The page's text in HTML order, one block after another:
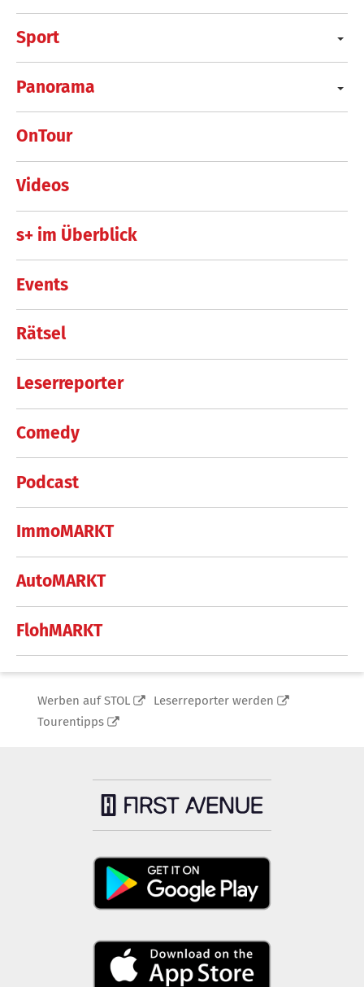
Sport
Panorama
OnTour
Videos
s+ im Überblick
Events
Rätsel
Leserreporter
Comedy
Podcast
ImmoMARKT
AutoMARKT
FlohMARKT
Werben auf STOL
Leserreporter werden
Tourentipps